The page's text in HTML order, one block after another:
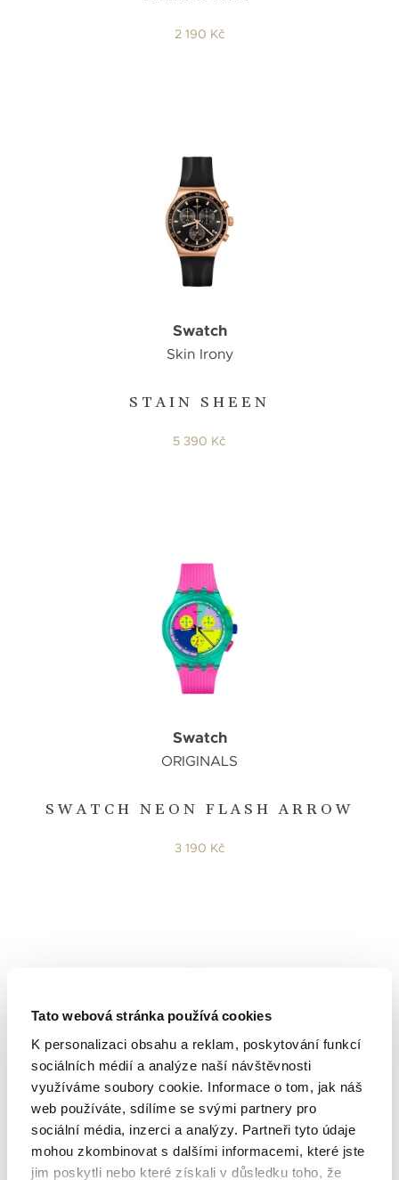
Tato webová stránka používá cookies
K personalizaci obsahu a reklam, poskytování funkcí
sociálních médií a analýze naší návštěvnosti
využíváme soubory cookie. Informace o tom, jak náš
web používáte, sdílíme se svými partnery pro
sociální média, inzerci a analýzy. Partneři tyto údaje
mohou zkombinovat s dalšími informacemi, které jste
jim poskytli nebo které získali v důsledku toho, že
2 190 Kč
STAIN SHEEN
Swatch
Skin Irony
5 390 Kč
SWATCH NEON FLASH ARROW
Swatch
ORIGINALS
3 190 Kč
Swatch
ORIGINALS